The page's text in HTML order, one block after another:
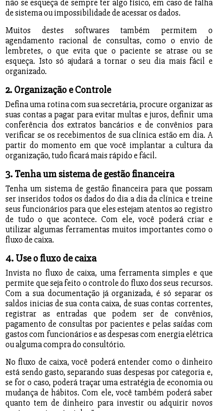
não se esqueça de sempre ter algo físico, em caso de falha
de sistema ou impossibilidade de acessar os dados.
Muitos destes softwares também permitem o
agendamento racional de consultas, como o envio de
lembretes, o que evita que o paciente se atrase ou se
esqueça. Isto só ajudará a tornar o seu dia mais fácil e
organizado.
2. Organização e Controle
Defina uma rotina com sua secretária, procure organizar as
suas contas a pagar para evitar multas e juros, definir uma
conferência dos extratos bancários e de convênios para
verificar se os recebimentos de sua clínica estão em dia. A
partir do momento em que você implantar a cultura da
organização, tudo ficará mais rápido e fácil.
3. Tenha um sistema de gestão financeira
Tenha um sistema de gestão financeira para que possam
ser inseridos todos os dados do dia a dia da clínica e treine
seus funcionários para que eles estejam atentos ao registro
de tudo o que acontece. Com ele, você poderá criar e
utilizar algumas ferramentas muitos importantes como o
fluxo de caixa.
4. Use o fluxo de caixa
Invista no fluxo de caixa, uma ferramenta simples e que
permite que seja feito o controle do fluxo dos seus recursos.
Com a sua documentação já organizada, é só separar os
saldos inicias de sua conta caixa, de suas contas correntes,
registrar as entradas que podem ser de convênios,
pagamento de consultas por pacientes e pelas saídas com
gastos com funcionários e as despesas com energia elétrica
ou alguma compra do consultório.
No fluxo de caixa, você poderá entender como o dinheiro
está sendo gasto, separando suas despesas por categoria e,
se for o caso, poderá traçar uma estratégia de economia ou
mudança de hábitos. Com ele, você também poderá saber
quanto tem de dinheiro para investir ou adquirir novos